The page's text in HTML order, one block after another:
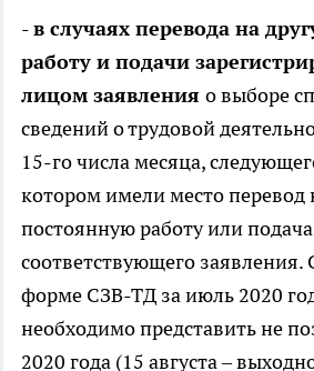
-в случаях перевода на
работу и подачи
лицом заявления о выборе
сведений о трудовой
15-го числа месяца,
котором имели место перевод
постоянную работу или подача
соответствующего заявления.
форме СЗВ-ТД за июль 2020
необходимо представить не
2020 года (15 августа –